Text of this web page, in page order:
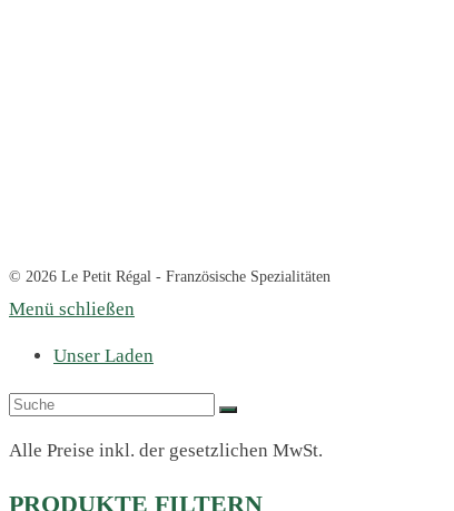
© 2026 Le Petit Régal - Französische Spezialitäten
Menü schließen
Unser Laden
Alle Preise inkl. der gesetzlichen MwSt.
PRODUKTE FILTERN